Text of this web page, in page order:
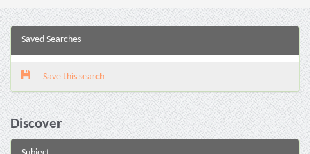
Saved Searches
Save this search
Discover